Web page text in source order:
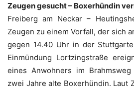
Zeugen gesucht – Boxerhündin
Freiberg am Neckar –
Zeugen zu einem Vorfall, der sich
gegen 14.40 Uhr in der
Einmündung Lortzingstraße
eines Anwohners im
zwei Jahre alte Boxerhündin. Laut